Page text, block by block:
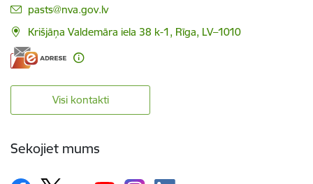
E-pasts:
pasts@nva.gov.lv
Krišjāņa Valdemāra iela 38 k-1, Rīga, LV–1010
Visi kontakti
Sekojiet mums